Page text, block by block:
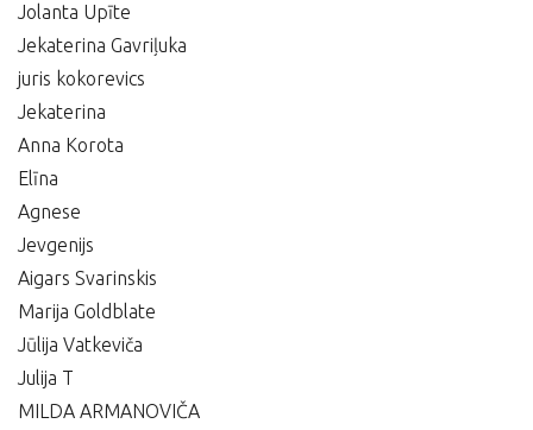
Jolanta Upīte
Jekaterina Gavriļuka
juris kokorevics
Jekaterina
Anna Korota
Elīna
Agnese
Jevgenijs
Aigars Svarinskis
Marija Goldblate
Jūlija Vatkeviča
Julija T
MILDA ARMANOVIČA